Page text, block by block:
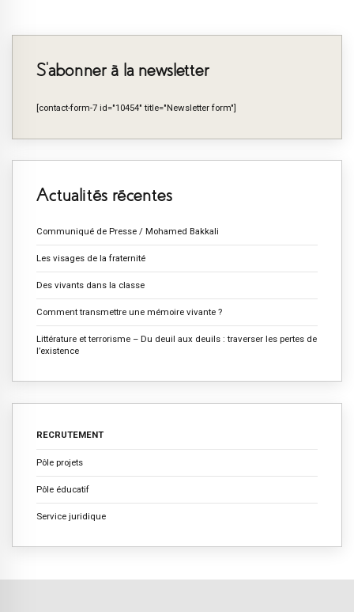
S’abonner à la newsletter
[contact-form-7 id="10454" title="Newsletter form"]
Actualités récentes
Communiqué de Presse / Mohamed Bakkali
Les visages de la fraternité
Des vivants dans la classe
Comment transmettre une mémoire vivante ?
Littérature et terrorisme – Du deuil aux deuils : traverser les pertes de
l’existence
RECRUTEMENT
Pôle projets
Pôle éducatif
Service juridique